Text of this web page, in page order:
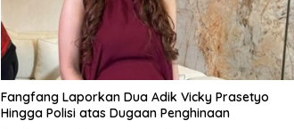
Fangfang Laporkan Dua Adik Vicky Prasetyo
Hingga Polisi atas Dugaan Penghinaan